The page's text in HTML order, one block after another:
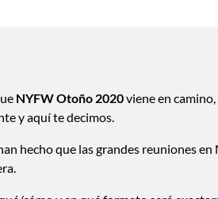
NYFW Otoño 2020viene en
y aquí te decimos.
hecho que las grandes reuniones